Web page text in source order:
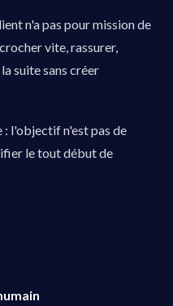
n'a pas pour mission de
vite, rassurer,
suite sans créer
l'objectif n'est pas de
le tout début de